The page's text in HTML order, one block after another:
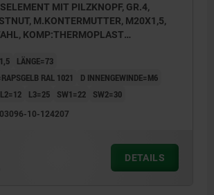
MIT PILZKNOPF, GR.4,
M.KONTERMUTTER, M20X1,5,
KOMP:THERMOPLAST
LÄNGE=73
RAL 1021
D INNENGEWINDE=M6
L2=12 L3=25 SW1=22 SW2=30
03096-10-124207
DETAILS